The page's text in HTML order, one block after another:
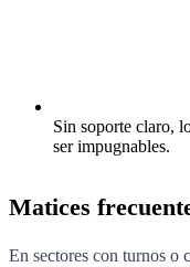
Sin soporte claro,
ser impugnables.
Matices
En sectores con turnos o